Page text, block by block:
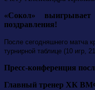
«Сокол»
поздравления!
После сегодняшнего матча
турнирной таблице (10 игр,
Пресс-конференция
Главный тренер ХК